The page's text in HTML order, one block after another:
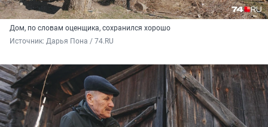
Дом, по словам оценщика, сохранился хорошо
Источник: Дарья Пона / 74.RU